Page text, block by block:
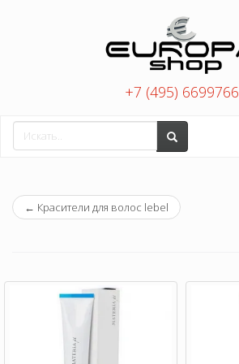
+7 (495) 6699766
← Красители для волос lebel